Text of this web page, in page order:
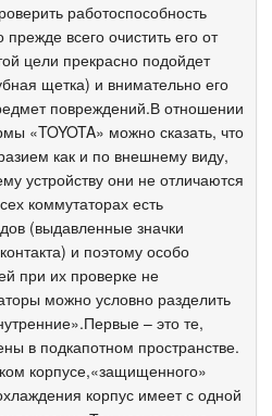
работоспособность
всего очистить его от
цели прекрасно подойдет
щетка) и внимательно его
повреждений.В отношении
«TOYOTA» можно сказать, что
как и по внешнему виду,
устройству они не отличаются
коммутаторах есть
(выдавленные значки
и поэтому особо
при их проверке не
можно условно разделить
– это те,
в подкапотном пространстве.
корпусе,«защищенного»
корпус имеет с одной